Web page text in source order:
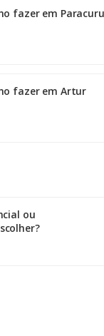
fazer em
fazer em Artur
ou